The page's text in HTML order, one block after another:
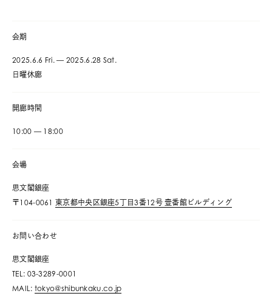
会期
2025.6.6 Fri. — 2025.6.28 Sat.
日曜休廊
開廊時間
10:00 — 18:00
会場
思文閣銀座
〒104-0061 東京都中央区銀座5丁目3番12号 壹番館ビルディング
お問い合わせ
思文閣銀座
TEL: 03-3289-0001
MAIL: tokyo@shibunkaku.co.jp